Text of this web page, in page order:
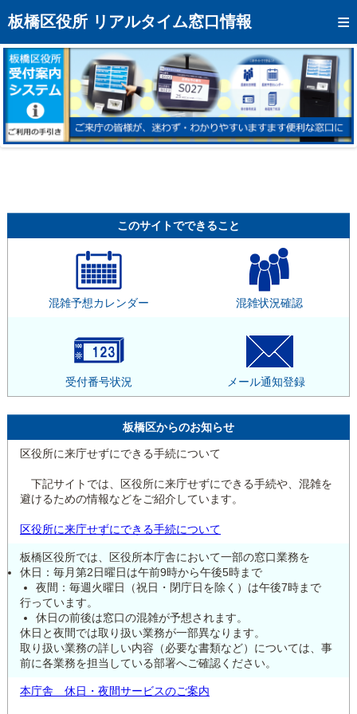
板橋区役所 リアルタイム窓口情報
トップページへ
混雑予想カレンダー
リアルタイム混雑状況
リアルタイム受付番号状況
メール通知登録
モバイルサイト
区役所フロアマップ
このサイトでできること
混雑予想カレンダー 混雑状況確認
受付番号状況 メール通知登録
板橋区からのお知らせ
区役所に来庁せずにできる手続について
下記サイトでは、区役所に来庁せずにできる手続や、混雑を
避けるための情報などをご紹介しています。
区役所に来庁せずにできる手続について
板橋区役所では、区役所本庁舎において一部の窓口業務を
休日：毎月第2日曜日は午前9時から午後5時まで
夜間：毎週火曜日（祝日・閉庁日を除く）は午後7時まで
行っています。
休日の前後は窓口の混雑が予想されます。
休日と夜間では取り扱い業務が一部異なります。
取り扱い業務の詳しい内容（必要な書類など）については、事
前に各業務を担当している部署へご確認ください。
本庁舎 休日・夜間サービスのご案内